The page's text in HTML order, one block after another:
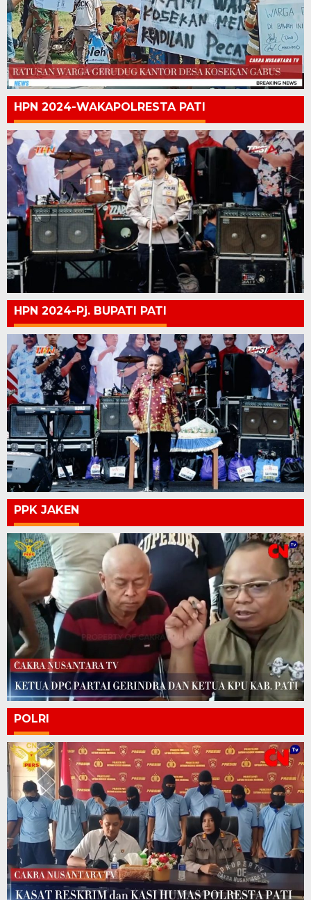
HPN 2024-WAKAPOLRESTA PATI
HPN 2024-Pj. BUPATI PATI
PPK JAKEN
POLRI